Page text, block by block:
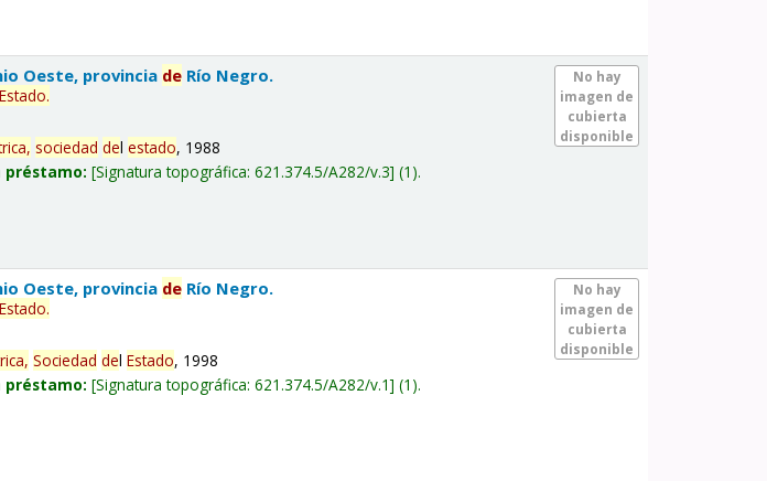
No hay
imagen de
cubierta
disponible
Oeste, provincia de Río Negro.
Estado.
sociedad delestado, 1988
préstamo: Signatura topográfica:621.374.5/A282/v.3 (1).
No hay
imagen de
cubierta
disponible
Oeste, provincia de Río Negro.
Estado.
Sociedad delEstado, 1998
préstamo: Signatura topográfica:621.374.5/A282/v.1 (1).